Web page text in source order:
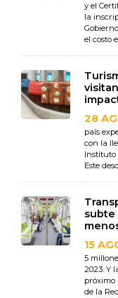
y el
la
el costo
28
país
con la
Instituto
Este
subte
15
5
2023. Y
próximo
de la